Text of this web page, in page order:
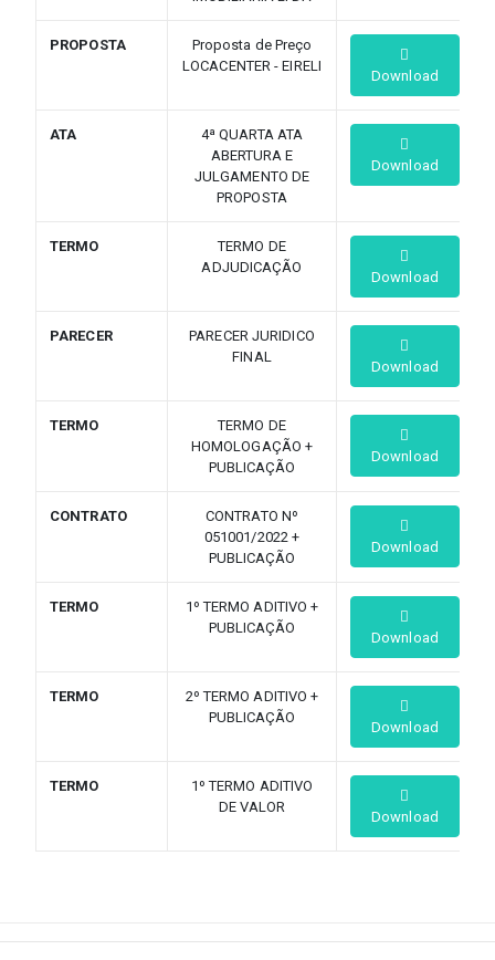
PROPOSTA
Proposta de Preço
LOCACENTER - EIRELI
Download
ATA
4ª QUARTA ATA
ABERTURA E
JULGAMENTO DE
PROPOSTA
Download
TERMO
TERMO DE
ADJUDICAÇÃO
Download
PARECER
PARECER JURIDICO
FINAL
Download
TERMO
TERMO DE
HOMOLOGAÇÃO +
PUBLICAÇÃO
Download
CONTRATO
CONTRATO Nº
051001/2022 +
PUBLICAÇÃO
Download
TERMO
1º TERMO ADITIVO +
PUBLICAÇÃO
Download
TERMO
2º TERMO ADITIVO +
PUBLICAÇÃO
Download
TERMO
1º TERMO ADITIVO
DE VALOR
Download